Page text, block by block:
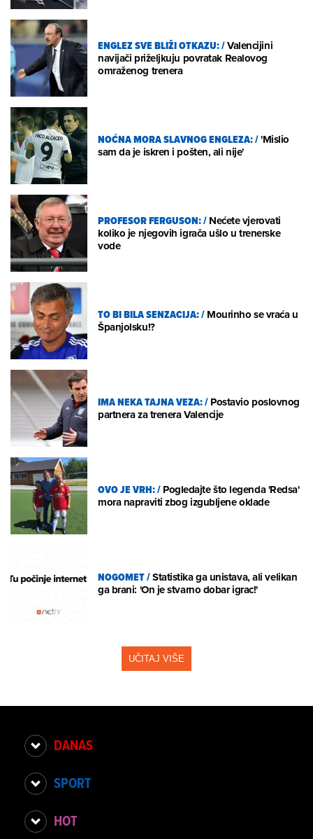
ENGLEZ SVE BLIŽI OTKAZU:/Valencijini
navijači priželjkuju povratak Realovog
omraženog trenera
NOĆNA MORA SLAVNOG ENGLEZA:/'Mislio
sam da je iskren i pošten, ali nije'
PROFESOR FERGUSON:/Nećete vjerovati
koliko je njegovih igrača ušlo u trenerske
vode
TO BI BILA SENZACIJA:/Mourinho se vraća u
Španjolsku!?
IMA NEKA TAJNA VEZA:/Postavio poslovnog
partnera za trenera Valencije
OVO JE VRH:/Pogledajte što legenda 'Redsa'
mora napraviti zbog izgubljene oklade
NOGOMET/Statistika ga unistava, ali velikan
ga brani: 'On je stvarno dobar igrac!'
UČITAJ VIŠE
DANAS
SPORT
HOT